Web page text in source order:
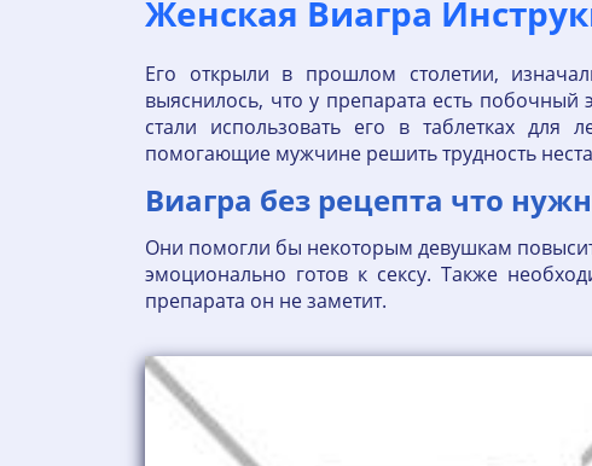
Женская Виагра
Его открыли в прошлом столетии,
выяснилось, что у препарата есть
стали использовать его в таблетках для
помогающие мужчине решить трудность
Виагра без рецепта что
Они помогли бы некоторым девушкам
эмоционально готов к сексу. Также
препарата он не заметит.